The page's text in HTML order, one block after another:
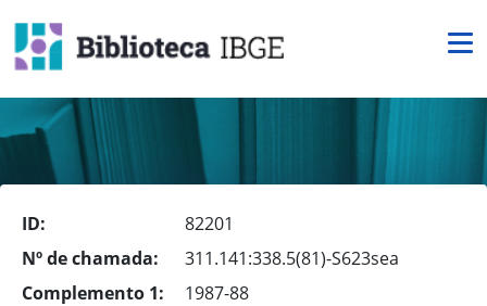
ID:
82201
Nº de chamada:
311.141:338.5(81)-S623sea
Complemento 1:
1987-88